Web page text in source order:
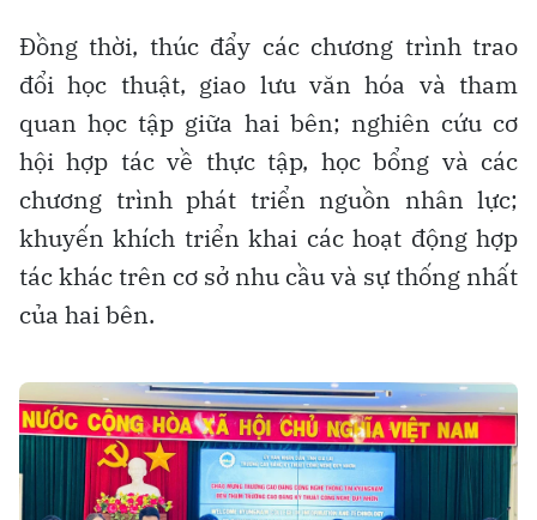
Đồng thời, thúc đẩy các chương trình trao
đổi học thuật, giao lưu văn hóa và tham
quan học tập giữa hai bên; nghiên cứu cơ
hội hợp tác về thực tập, học bổng và các
chương trình phát triển nguồn nhân lực;
khuyến khích triển khai các hoạt động hợp
tác khác trên cơ sở nhu cầu và sự thống nhất
của hai bên.